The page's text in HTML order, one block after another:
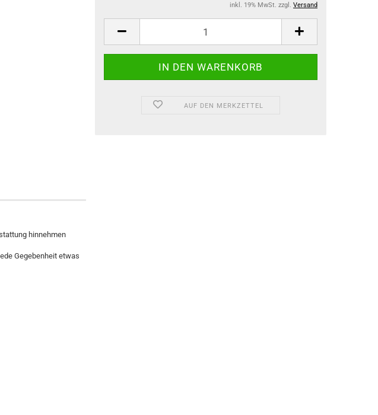
inkl. 19% MwSt. zzgl. Versand
AUF DEN MERKZETTEL
hinnehmen
Gegebenheit etwas